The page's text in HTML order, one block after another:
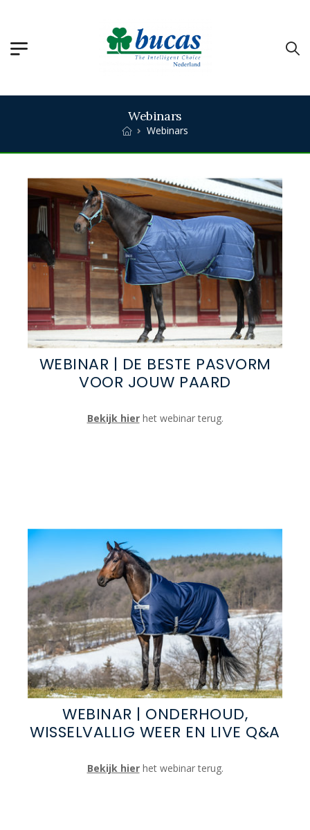
Webinars
Webinars
WEBINAR | DE BESTE PASVORM
VOOR JOUW PAARD
Bekijk hier het webinar terug.
WEBINAR | ONDERHOUD,
WISSELVALLIG WEER EN LIVE Q&A
Bekijk hier het webinar terug.